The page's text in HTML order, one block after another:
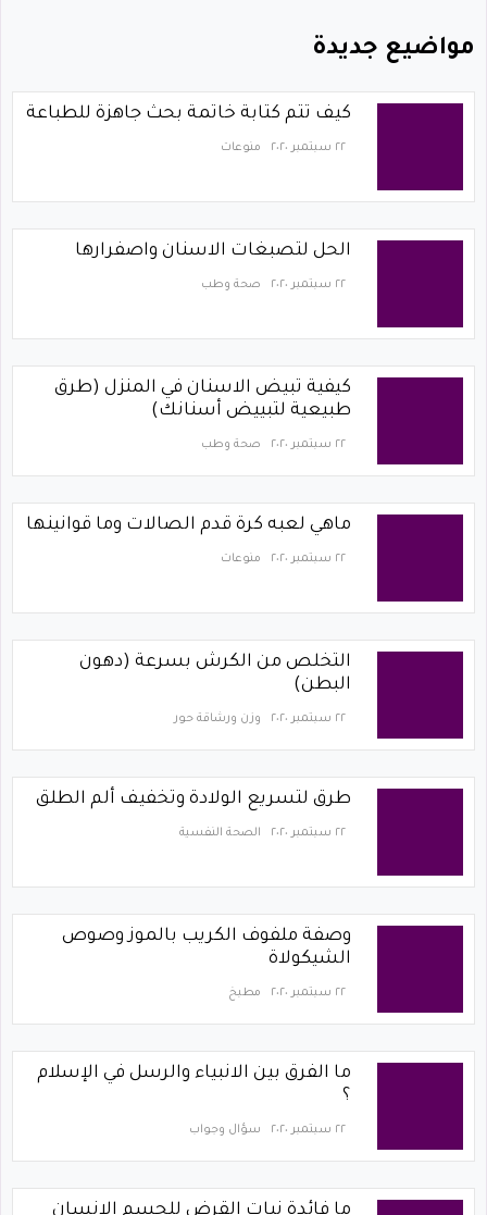
مواضيع جديدة
كيف تتم كتابة خاتمة بحث جاهزة للطباعة
٢٢ سبتمبر ٢٠٢٠ منوعات
الحل لتصبغات الاسنان واصفرارها
٢٢ سبتمبر ٢٠٢٠ صحة وطب
كيفية تبيض الاسنان في المنزل (طرق
طبيعية لتبييض أسنانك)
٢٢ سبتمبر ٢٠٢٠ صحة وطب
ماهي لعبه كرة قدم الصالات وما قوانينها
٢٢ سبتمبر ٢٠٢٠ منوعات
التخلص من الكرش بسرعة (دهون
البطن)
٢٢ سبتمبر ٢٠٢٠ وزن ورشاقة حور
طرق لتسريع الولادة وتخفيف ألم الطلق
٢٢ سبتمبر ٢٠٢٠ الصحة النفسية
وصفة ملفوف الكريب بالموز وصوص
الشيكولاة
٢٢ سبتمبر ٢٠٢٠ مطبخ
ما الفرق بين الانبياء والرسل في الإسلام
؟
٢٢ سبتمبر ٢٠٢٠ سؤال وجواب
ما فائدة نبات القرض للجسم الانسان